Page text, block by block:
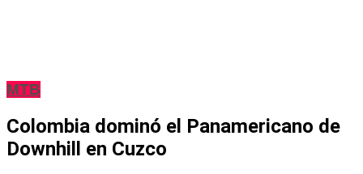
MTB
Colombia dominó el Panamericano de
Downhill en Cuzco